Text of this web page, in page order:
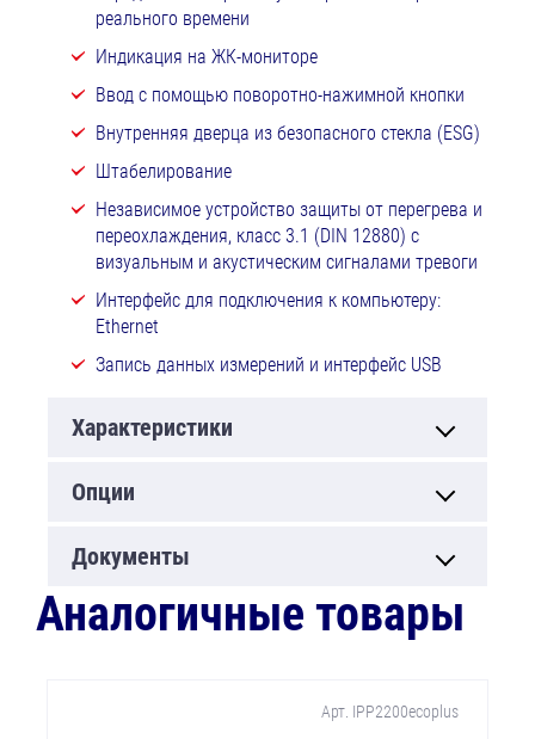
реального времени
Индикация на ЖК-мониторе
Ввод с помощью поворотно-нажимной кнопки
Внутренняя дверца из безопасного стекла (ESG)
Штабелирование
Независимое устройство защиты от перегрева и
переохлаждения, класс 3.1 (DIN 12880) с
визуальным и акустическим сигналами тревоги
Интерфейс для подключения к компьютеру:
Ethernet
Запись данных измерений и интерфейс USB
Характеристики
Опции
Документы
Аналогичные товары
Арт. IPP2200ecoplus